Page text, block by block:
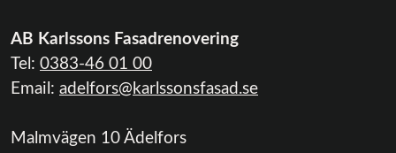
AB Karlssons Fasadrenovering
Tel: 0383-46 01 00
Email: adelfors@karlssonsfasad.se
Malmvägen 10 Ädelfors